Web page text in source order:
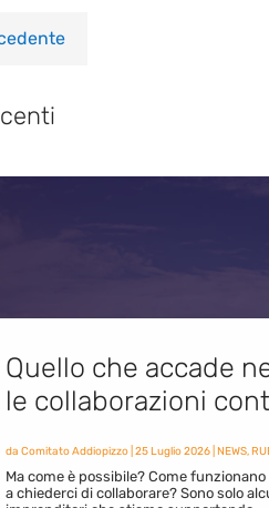
Quello che accade
le collaborazioni
da Comitato Addiopizzo| 25 Luglio 2026| NEWS,
Ma come è possibile? Come
a chiederci di collaborare? Sono solo